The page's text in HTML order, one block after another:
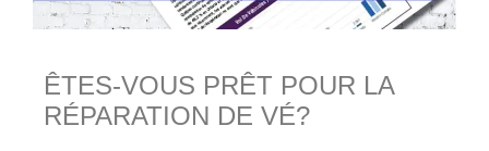
ÊTES-VOUS PRÊT POUR LA
RÉPARATION DE VÉ?